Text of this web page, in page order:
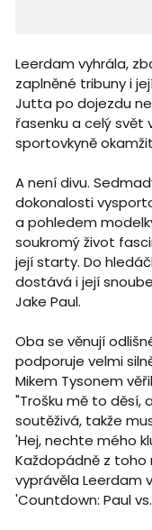
Leerdam vyhrála,
zaplněné tribuny i
Jutta po dojezdu
řasenku a celý svět
sportovkyně
A není divu.
dokonalosti
a pohledem
soukromý život
její starty. Do
dostává i její
Jake Paul.
Oba se věnují
podporuje velmi
Mikem Tysonem
"Trošku mě to děsí,
soutěživá, takže
'Hej, nechte mého
Každopádně z
vyprávěla Leerdam
'Countdown: Paul